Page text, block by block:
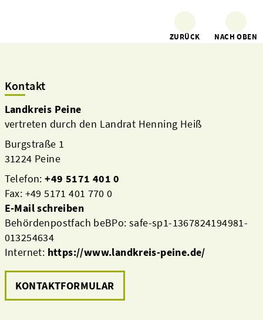
ZURÜCK NACH OBEN
Kontakt
Landkreis Peine
vertreten durch den Landrat Henning Heiß
Burgstraße 1
31224 Peine
Telefon:+49 5171 401 0
Fax: +49 5171 401 770 0
E-Mail schreiben
Behördenpostfach beBPo: safe-sp1-1367824194981-
013254634
Internet: https://www.landkreis-peine.de/
KONTAKTFORMULAR